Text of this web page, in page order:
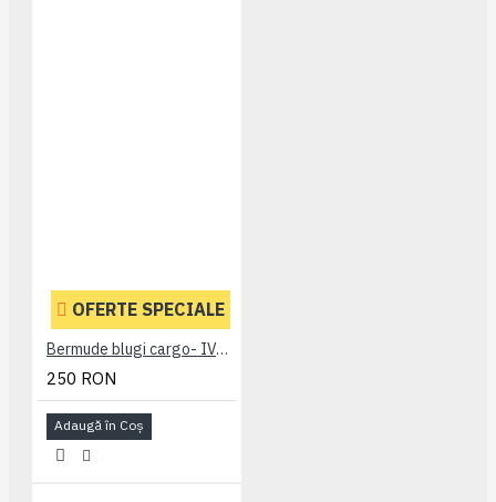
OFERTE SPECIALE
Bermude blugi cargo- IVAN DARK USED - 2XL 3XL 4XL 5XL 6XL 7XL
250 RON
Adaugă în Coş